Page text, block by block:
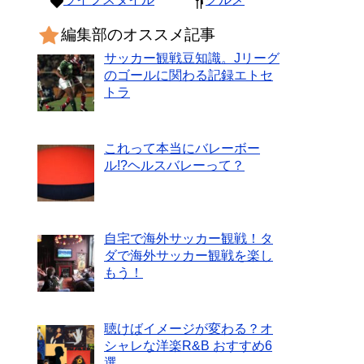
編集部のオススメ記事
サッカー観戦豆知識。Jリーグ
のゴールに関わる記録エトセ
トラ
これって本当にバレーボー
ル!?ヘルスバレーって？
自宅で海外サッカー観戦！タ
ダで海外サッカー観戦を楽し
もう！
聴けばイメージが変わる？オ
シャレな洋楽R&B おすすめ6